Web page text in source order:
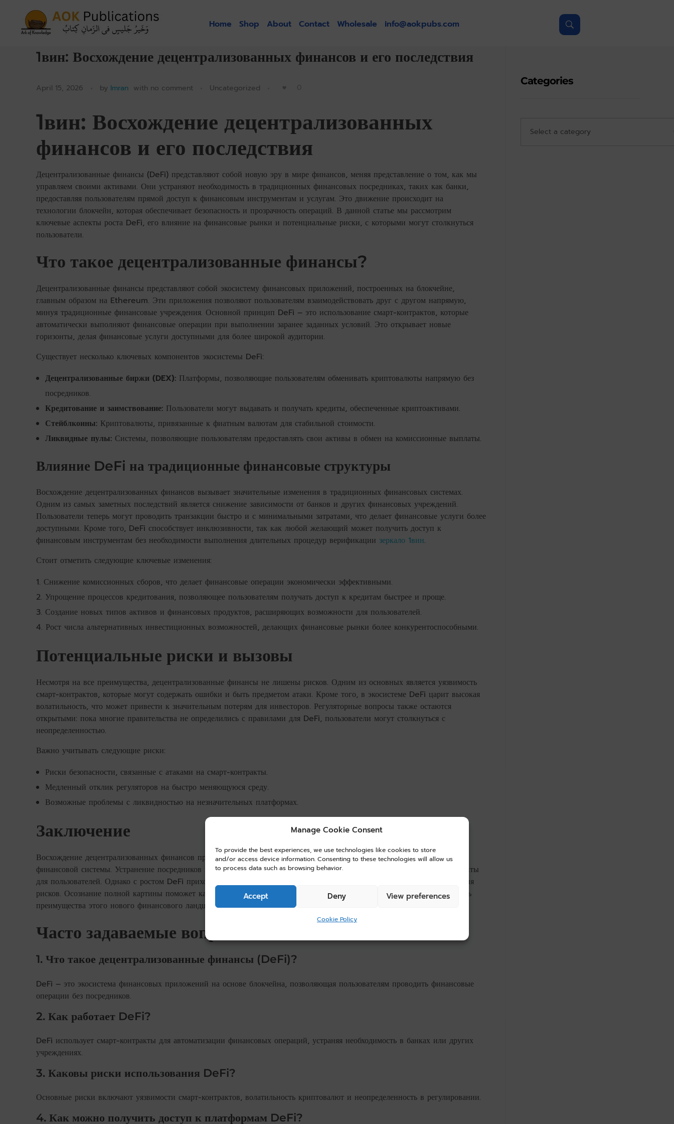
Manage Cookie Consent
To provide the best experiences, we use technologies like cookies to store
and/or access device information. Consenting to these technologies will allow us
to process data such as browsing behavior.
Accept Deny View preferences
Cookie Policy
Home Shop About Contact Wholesale info@aokpubs.com
1вин: Восхождение децентрализованных финансов и его последствия
April 15, 2026 by Imran with no comment Uncategorized
1вин: Восхождение децентрализованных
финансов и его последствия
Децентрализованные финансы (DeFi) представляют собой новую эру в мире финансов, меняя представление о том, как мы
управляем своими активами. Они устраняют необходимость в традиционных финансовых посредниках, таких как банки,
предоставляя пользователям прямой доступ к финансовым инструментам и услугам. Это движение происходит на
технологии блокчейн, которая обеспечивает безопасность и прозрачность операций. В данной статье мы рассмотрим
ключевые аспекты роста DeFi, его влияние на финансовые рынки и потенциальные риски, с которыми могут столкнуться
пользователи.
Что такое децентрализованные финансы?
Децентрализованные финансы представляют собой экосистему финансовых приложений, построенных на блокчейне,
главным образом на Ethereum. Эти приложения позволяют пользователям взаимодействовать друг с другом напрямую,
минуя традиционные финансовые учреждения. Основной принцип DeFi – это использование смарт-контрактов, которые
автоматически выполняют финансовые операции при выполнении заранее заданных условий. Это открывает новые
горизонты, делая финансовые услуги доступными для более широкой аудитории.
Существует несколько ключевых компонентов экосистемы DeFi:
Децентрализованные биржи (DEX):Платформы, позволяющие пользователям обменивать криптовалюты напрямую без
посредников.
Кредитование и заимствование:Пользователи могут выдавать и получать кредиты, обеспеченные криптоактивами.
Стейблкоины:Криптовалюты, привязанные к фиатным валютам для стабильной стоимости.
Ликвидные пулы:Системы, позволяющие пользователям предоставлять свои активы в обмен на комиссионные выплаты.
Влияние DeFi на традиционные финансовые структуры
Восхождение децентрализованных финансов вызывает значительные изменения в традиционных финансовых системах.
Одним из самых заметных последствий является снижение зависимости от банков и других финансовых учреждений.
Пользователи теперь могут проводить транзакции быстро и с минимальными затратами, что делает финансовые услуги более
доступными. Кроме того, DeFi способствует инклюзивности, так как любой желающий может получить доступ к
финансовым инструментам без необходимости выполнения длительных процедур верификации зеркало 1вин.
Стоит отметить следующие ключевые изменения:
Снижение комиссионных сборов, что делает финансовые операции экономически эффективными.
Упрощение процессов кредитования, позволяющее пользователям получать доступ к кредитам быстрее и проще.
Создание новых типов активов и финансовых продуктов, расширяющих возможности для пользователей.
Рост числа альтернативных инвестиционных возможностей, делающих финансовые рынки более конкурентоспособными.
Потенциальные риски и вызовы
Несмотря на все преимущества, децентрализованные финансы не лишены рисков. Одним из основных является уязвимость
смарт-контрактов, которые могут содержать ошибки и быть предметом атаки. Кроме того, в экосистеме DeFi царит высокая
волатильность, что может привести к значительным потерям для инвесторов. Регуляторные вопросы также остаются
открытыми: пока многие правительства не определились с правилами для DeFi, пользователи могут столкнуться с
неопределенностью.
Важно учитывать следующие риски:
Риски безопасности, связанные с атаками на смарт-контракты.
Медленный отклик регуляторов на быстро меняющуюся среду.
Возможные проблемы с ликвидностью на незначительных платформах.
Заключение
Восхождение децентрализованных финансов представляет собой важный шаг к созданию более открытой и доступной
финансовой системы. Устранение посредников и возможность управления активами напрямую открывают новые горизонты
для пользователей. Однако с ростом DeFi приходят и новые вызовы, которые требуют серьезного отношения и понимания
рисков. Осознание полной картины поможет как инвесторам, так и пользователям максимально эффективно использовать
преимущества этого нового финансового ландшафта.
Часто задаваемые вопросы
1. Что такое децентрализованные финансы (DeFi)?
DeFi – это экосистема финансовых приложений на основе блокчейна, позволяющая пользователям проводить финансовые
операции без посредников.
2. Как работает DeFi?
DeFi использует смарт-контракты для автоматизации финансовых операций, устраняя необходимость в банках или других
учреждениях.
3. Каковы риски использования DeFi?
Основные риски включают уязвимости смарт-контрактов, волатильность криптовалют и неопределенность в регулировании.
4. Как можно получить доступ к платформам DeFi?
Categories